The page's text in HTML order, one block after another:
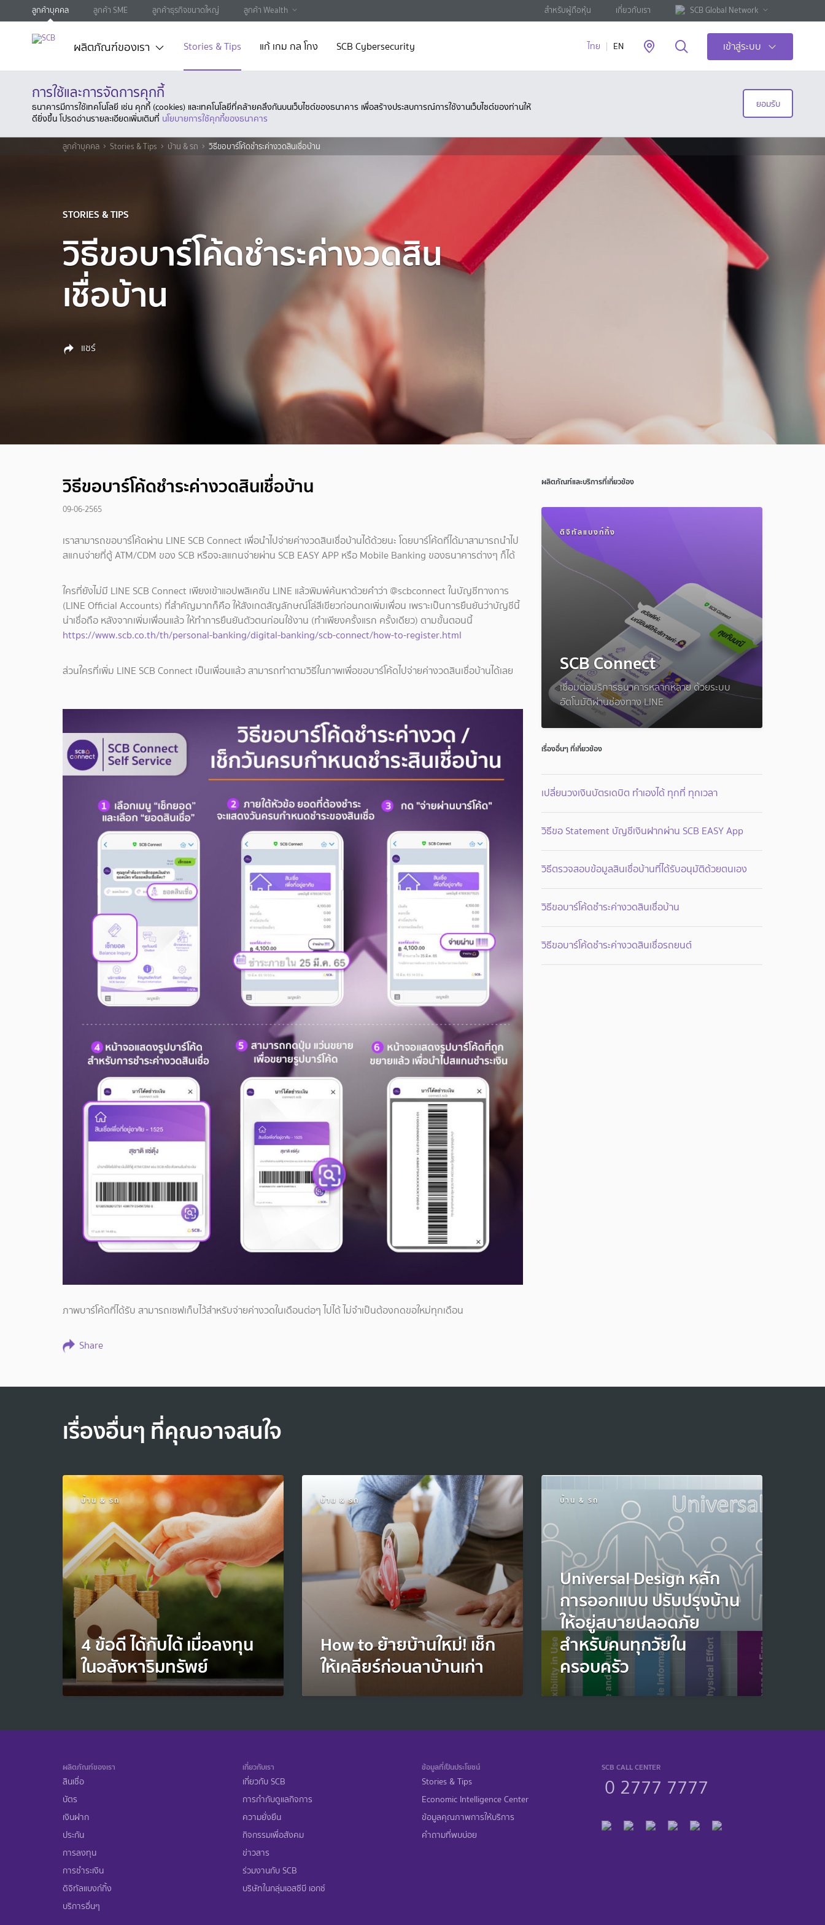
ลูกค้าบุคคล ลูกค้า SME ลูกค้าธุรกิจขนาดใหญ่ ลูกค้า Wealth สำหรับผู้ถือหุ้น เกี่ยวกับเรา SCB Global Network
ผลิตภัณฑ์ของเรา Stories & Tips แก้ เกม กล โกง SCB Cybersecurity ไทย EN เข้าสู่ระบบ
การใช้และการจัดการคุกกี้
ธนาคารมีการใช้เทคโนโลยี เช่น คุกกี้ (cookies) และเทคโนโลยีที่คล้ายคลึงกันบนเว็บไซต์ของธนาคาร เพื่อสร้างประสบการณ์การใช้งานเว็บไซต์ของท่านให้
ดียิ่งขึ้น โปรดอ่านรายละเอียดเพิ่มเติมที่ นโยบายการใช้คุกกี้ของธนาคาร
ยอมรับ
ลูกค้าบุคคล Stories & Tips บ้าน & รถ วิธีขอบาร์โค้ดชำระค่างวดสินเชื่อบ้าน
STORIES & TIPS
วิธีขอบาร์โค้ดชำระค่างวดสิน
เชื่อบ้าน
แชร์
วิธีขอบาร์โค้ดชำระค่างวดสินเชื่อบ้าน
09-06-2565
เราสามารถขอบาร์โค้ดผ่าน LINE SCB Connect เพื่อนำไปจ่ายค่างวดสินเชื่อบ้านได้ด้วยนะ โดยบาร์โค้ดที่ได้มาสามารถนำไป
สแกนจ่ายที่ตู้ ATM/CDM ของ SCB หรือจะสแกนจ่ายผ่าน SCB EASY APP หรือ Mobile Banking ของธนาคารต่างๆ ก็ได้
ใครที่ยังไม่มี LINE SCB Connect เพียงเข้าแอปพลิเคชัน LINE แล้วพิมพ์ค้นหาด้วยคำว่า @scbconnect ในบัญชีทางการ
(LINE Official Accounts) ที่สำคัญมากก็คือ ให้สังเกตสัญลักษณ์โล่สีเขียวก่อนกดเพิ่มเพื่อน เพราะเป็นการยืนยันว่าบัญชีนี้
น่าเชื่อถือ หลังจากเพิ่มเพื่อนแล้ว ให้ทำการยืนยันตัวตนก่อนใช้งาน (ทำเพียงครั้งแรก ครั้งเดียว) ตามขั้นตอนนี้
https://www.scb.co.th/th/personal-banking/digital-banking/scb-connect/how-to-register.html
ส่วนใครที่เพิ่ม LINE SCB Connect เป็นเพื่อนแล้ว สามารถทำตามวิธีในภาพเพื่อขอบาร์โค้ดไปจ่ายค่างวดสินเชื่อบ้านได้เลย
ภาพบาร์โค้ดที่ได้รับ สามารถเซฟเก็บไว้สำหรับจ่ายค่างวดในเดือนต่อๆ ไปได้ ไม่จำเป็นต้องกดขอใหม่ทุกเดือน
Share
ผลิตภัณฑ์และบริการที่เกี่ยวข้อง
ดิจิทัลแบงก์กิ้ง
SCB Connect
เชื่อมต่อบริการธนาคารหลากหลาย ด้วยระบบ
อัตโนมัติผ่านช่องทาง LINE
เรื่องอื่นๆ ที่เกี่ยวข้อง
เปลี่ยนวงเงินบัตรเดบิต ทำเองได้ ทุกที่ ทุกเวลา
วิธีขอ Statement บัญชีเงินฝากผ่าน SCB EASY App
วิธีตรวจสอบข้อมูลสินเชื่อบ้านที่ได้รับอนุมัติด้วยตนเอง
วิธีขอบาร์โค้ดชำระค่างวดสินเชื่อบ้าน
วิธีขอบาร์โค้ดชำระค่างวดสินเชื่อรถยนต์
เรื่องอื่นๆ ที่คุณอาจสนใจ
บ้าน & รถ
4 ข้อดี ได้กับได้ เมื่อลงทุน
ในอสังหาริมทรัพย์
บ้าน & รถ
How to ย้ายบ้านใหม่! เช็ก
ให้เคลียร์ก่อนลาบ้านเก่า
บ้าน & รถ
Universal Design หลัก
การออกแบบ ปรับปรุงบ้าน
ให้อยู่สบายปลอดภัย
สำหรับคนทุกวัยใน
ครอบครัว
ผลิตภัณฑ์ของเรา
สินเชื่อ
บัตร
เงินฝาก
ประกัน
การลงทุน
การชำระเงิน
ดิจิทัลแบงก์กิ้ง
บริการอื่นๆ
เกี่ยวกับเรา
เกี่ยวกับ SCB
การกำกับดูแลกิจการ
ความยั่งยืน
กิจกรรมเพื่อสังคม
ข่าวสาร
ร่วมงานกับ SCB
บริษัทในกลุ่มเอสซีบี เอกซ์
ข้อมูลที่เป็นประโยชน์
Stories & Tips
Economic Intelligence Center
ข้อมูลคุณภาพการให้บริการ
คำถามที่พบบ่อย
SCB CALL CENTER
0 2777 7777